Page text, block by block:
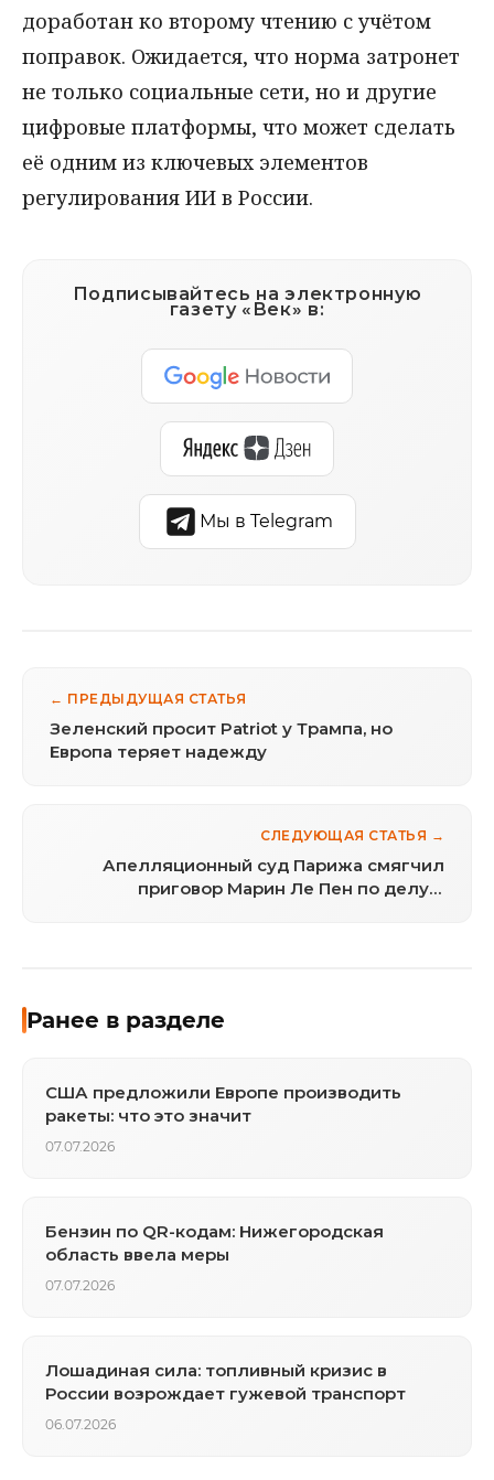
доработан ко второму чтению с учётом
поправок. Ожидается, что норма затронет
не только социальные сети, но и другие
цифровые платформы, что может сделать
её одним из ключевых элементов
регулирования ИИ в России.
Подписывайтесь на электронную
газету «Век» в:
Мы в Telegram
← ПРЕДЫДУЩАЯ СТАТЬЯ
Зеленский просит Patriot у Трампа, но
Европа теряет надежду
СЛЕДУЮЩАЯ СТАТЬЯ →
Апелляционный суд Парижа смягчил
приговор Марин Ле Пен по делу о
Ранее в разделе
США предложили Европе производить
ракеты: что это значит
07.07.2026
Бензин по QR-кодам: Нижегородская
область ввела меры
07.07.2026
Лошадиная сила: топливный кризис в
России возрождает гужевой транспорт
06.07.2026